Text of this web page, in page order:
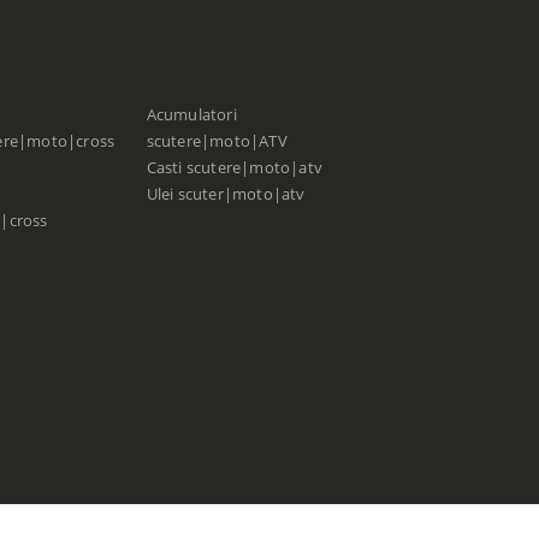
Acumulatori
scutere|moto|ATV
Casti scutere|moto|atv
Ulei scuter|moto|atv